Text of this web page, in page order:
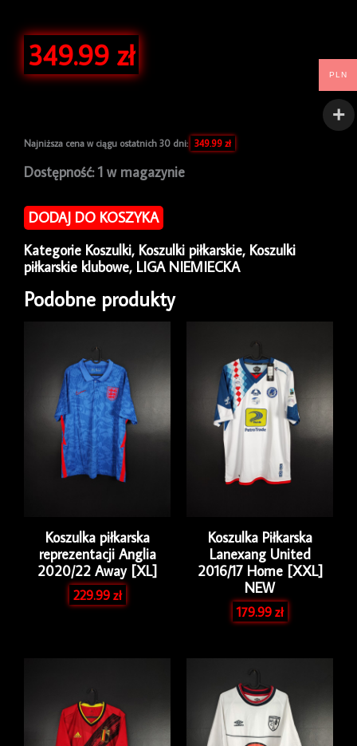
349.99 zł
Najniższa cena w ciągu ostatnich 30 dni: 349.99 zł
Dostępność: 1 w magazynie
ilość
piłkarska
Borussia
2013/15
Third
Puma
[M]
DODAJ DO KOSZYKA
Kategorie Koszulki, Koszulki piłkarskie, Koszulki
piłkarskie klubowe, LIGA NIEMIECKA
Podobne produkty
Koszulka piłkarska
reprezentacji Anglia
2020/22 Away [XL]
229.99zł
Koszulka Piłkarska
Lanexang United
2016/17 Home [XXL]
NEW
179.99zł
PLN